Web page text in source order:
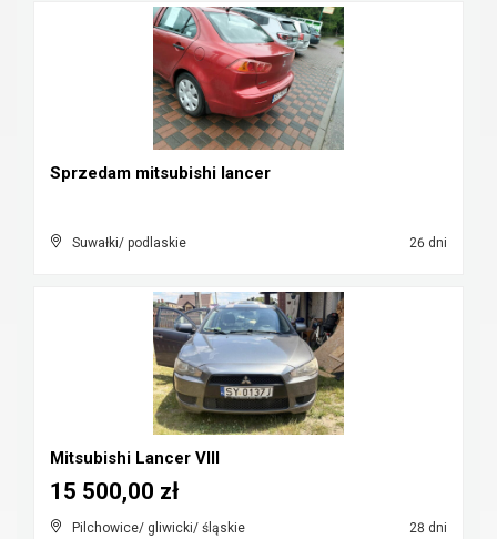
Sprzedam mitsubishi lancer
Suwałki/ podlaskie 26 dni
Mitsubishi Lancer VIII
Pilchowice/ gliwicki/ śląskie 28 dni
15 500,00 zł